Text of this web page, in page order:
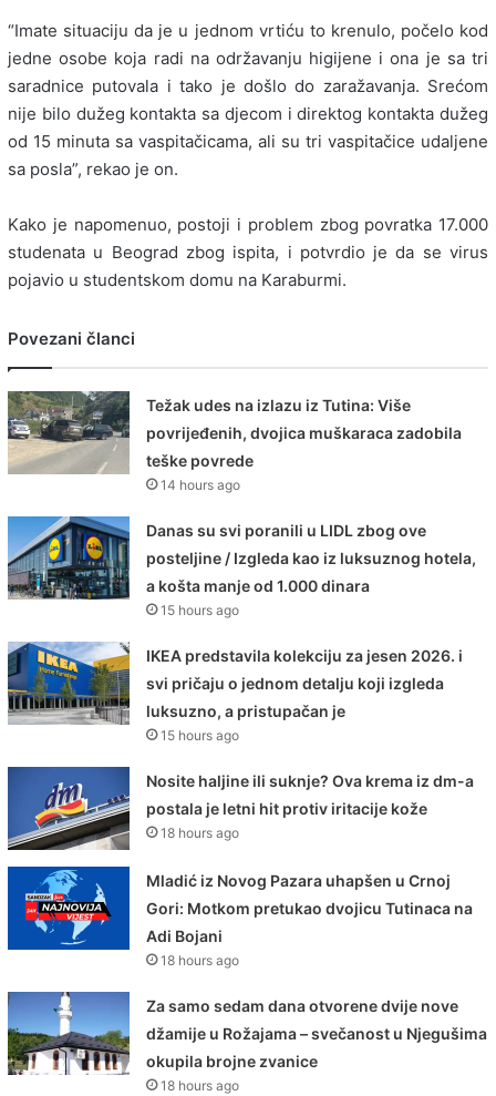
“Imate situaciju da je u jednom vrtiću to krenulo, počelo kod
jedne osobe koja radi na održavanju higijene i ona je sa tri
saradnice putovala i tako je došlo do zaražavanja. Srećom
nije bilo dužeg kontakta sa djecom i direktog kontakta dužeg
od 15 minuta sa vaspitačicama, ali su tri vaspitačice udaljene
sa posla”, rekao je on.
Kako je napomenuo, postoji i problem zbog povratka 17.000
studenata u Beograd zbog ispita, i potvrdio je da se virus
pojavio u studentskom domu na Karaburmi.
Povezani članci
Težak udes na izlazu iz Tutina: Više
povrijeđenih, dvojica muškaraca zadobila
teške povrede
14 hours ago
Danas su svi poranili u LIDL zbog ove
posteljine / Izgleda kao iz luksuznog hotela,
a košta manje od 1.000 dinara
15 hours ago
IKEA predstavila kolekciju za jesen 2026. i
svi pričaju o jednom detalju koji izgleda
luksuzno, a pristupačan je
15 hours ago
Nosite haljine ili suknje? Ova krema iz dm-a
postala je letni hit protiv iritacije kože
18 hours ago
Mladić iz Novog Pazara uhapšen u Crnoj
Gori: Motkom pretukao dvojicu Tutinaca na
Adi Bojani
18 hours ago
Za samo sedam dana otvorene dvije nove
džamije u Rožajama – svečanost u Njegušima
okupila brojne zvanice
18 hours ago